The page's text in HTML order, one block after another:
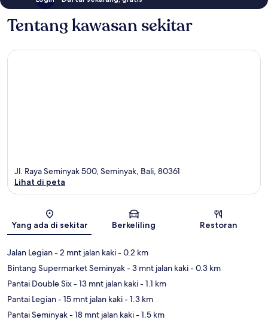
Tentang kawasan sekitar
Peta
Jl. Raya Seminyak 500, Seminyak, Bali, 80361
Lihat di peta
Yang ada di sekitar Berkeliling Restoran
Jalan Legian- 2 mnt jalan kaki- 0.2 km
Bintang Supermarket Seminyak- 3 mnt jalan kaki- 0.3 km
Pantai Double Six- 13 mnt jalan kaki- 1.1 km
Pantai Legian- 15 mnt jalan kaki- 1.3 km
Pantai Seminyak- 18 mnt jalan kaki- 1.5 km